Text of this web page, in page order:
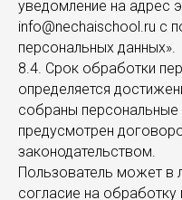
уведомление на адрес
info@nechaischool.ru с
персональных данных».
8.4. Срок обработки
определяется
собраны персональные
предусмотрен
законодательством.
Пользователь может в
согласие на